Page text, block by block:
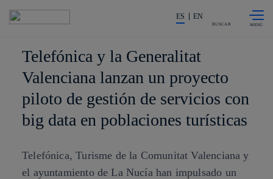
La acción en accionistas e
ES EN
BUSCAR
Telefónica y la Generalitat
Valenciana lanzan un proyecto
piloto de gestión de servicios con
big data en poblaciones turísticas
Telefónica, Turisme de la Comunitat Valenciana y
el ayuntamiento de La Nucía han impulsado un